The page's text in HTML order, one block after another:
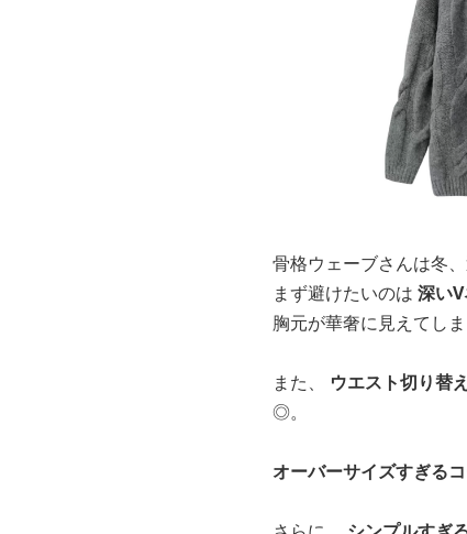
骨格ウェーブさんは冬
まず避けたいのは 深い
胸元が華奢に見えてし
また、 ウエスト切り替
◎。
オーバーサイズすぎる